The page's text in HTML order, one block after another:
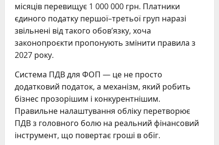
місяців перевищує 1 000 000 грн. Платники
єдиного податку першої–третьої груп наразі
звільнені від такого обов’язку, хоча
законопроєкти пропонують змінити правила з
2027 року.
Система ПДВ для ФОП — це не просто
додатковий податок, а механізм, який робить
бізнес прозорішим і конкурентнішим.
Правильне налаштування обліку перетворює
ПДВ з головного болю на реальний фінансовий
інструмент, що повертає гроші в обіг.